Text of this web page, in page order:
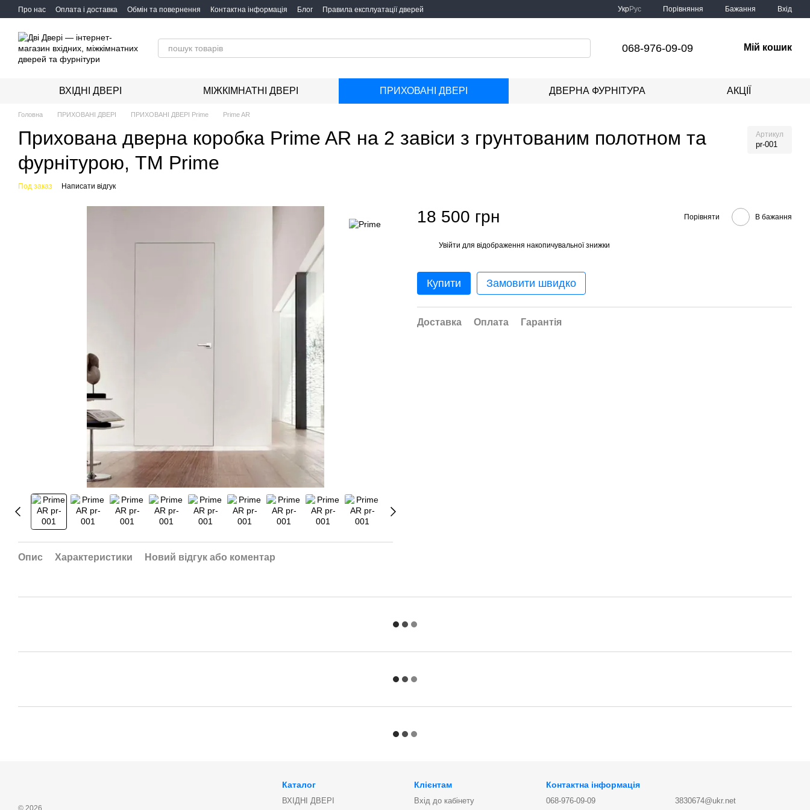
Перейти до основного контенту
Про нас Оплата і доставка Обмін та повернення Контактна інформація Блог Правила експлуатації дверей УкрРус Порівняння Бажання Вхід
068-976-09-09 Мій кошик
ВХІДНІ ДВЕРІ МІЖКІМНАТНІ ДВЕРІ ПРИХОВАНІ ДВЕРІ ДВЕРНА ФУРНІТУРА АКЦІЇ
Головна ПРИХОВАНІ ДВЕРІ ПРИХОВАНІ ДВЕРІ Prime Prime AR
Прихована дверна коробка Prime AR на 2 завіси з грунтованим полотном та
фурнітурою, ТМ Prime
Артикул
pr-001
Под заказ Написати відгук
Опис Характеристики Новий відгук або коментар
18 500 грн Порівняти В бажання
Увійти для відображення накопичувальної знижки
Купити Замовити швидко
Доставка Оплата Гарантія
© 2026
Каталог
ВХІДНІ ДВЕРІ
Клієнтам
Вхід до кабінету
Контактна інформація
068-976-09-09 3830674@ukr.net